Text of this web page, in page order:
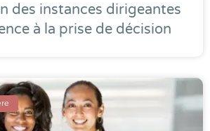
des instances dirigeantes
à la prise de décision